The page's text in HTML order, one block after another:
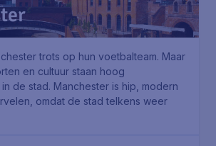
trots op hun voetbalteam. Maar
en cultuur staan hoog
de stad. Manchester is hip, modern
omdat de stad telkens weer